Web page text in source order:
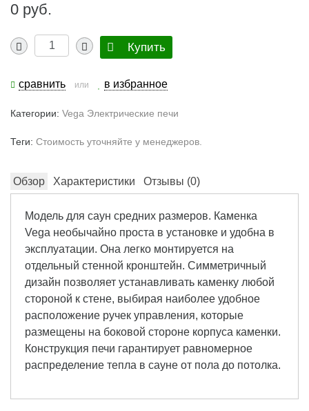
0 руб.
Купить
сравнить или в избранное
Категории: Vega Электрические печи
Теги: Стоимость уточняйте у менеджеров.
Обзор Характеристики Отзывы (0)
Модель для саун средних размеров. Каменка
Vega необычайно проста в установке и удобна в
эксплуатации. Она легко монтируется на
отдельный стенной кронштейн. Симметричный
дизайн позволяет устанавливать каменку любой
стороной к стене, выбирая наиболее удобное
расположение ручек управления, которые
размещены на боковой стороне корпуса каменки.
Конструкция печи гарантирует равномерное
распределение тепла в сауне от пола до потолка.